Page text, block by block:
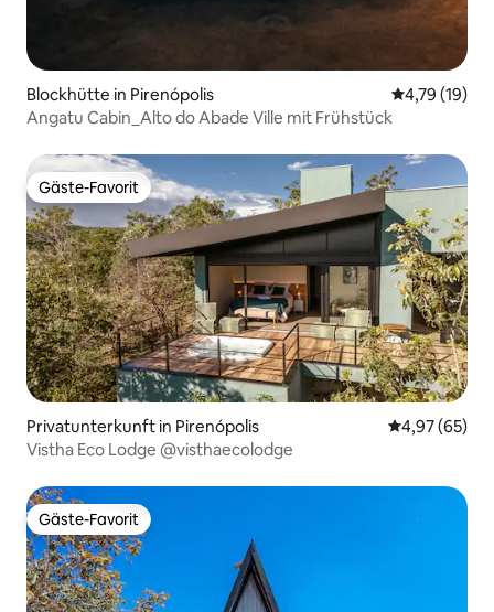
Blockhütte in Pirenópolis
4,79 (19)
Angatu Cabin_Alto do Abade Ville mit Frühstück
Gäste-Favorit
Gäste-Favorit
Privatunterkunft in Pirenópolis
4,97 (65)
Vistha Eco Lodge @visthaecolodge
Gäste-Favorit
Gäste-Favorit